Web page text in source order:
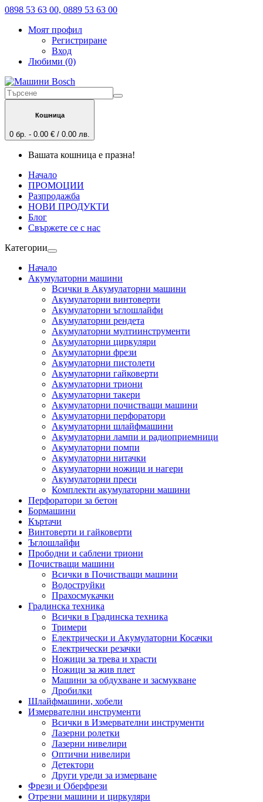
0898 53 63 00, 0889 53 63 00
Моят профил
Регистриране
Вход
Любими (0)
Кошница
0 бр. - 0.00 € / 0.00 лв.
Вашата кошница е празна!
Начало
ПРОМОЦИИ
Разпродажба
НОВИ ПРОДУКТИ
Блог
Свържете се с нас
Категории
Начало
Акумулаторни машини
Всички в Акумулаторни машини
Акумулаторни винтоверти
Акумулаторни ъглошлайфи
Акумулаторни рендета
Акумулаторни мултиинструменти
Акумулаторни циркуляри
Акумулаторни фрези
Акумулаторни пистолети
Акумулаторни гайковерти
Акумулаторни триони
Акумулаторни такери
Акумулаторни почистващи машини
Акумулаторни перфоратори
Акумулаторни шлайфмашини
Акумулаторни лампи и радиоприемници
Акумулаторни помпи
Акумулаторни нитачки
Акумулаторни ножици и нагери
Акумулаторни преси
Комплекти акумулаторни машини
Перфоратори за бетон
Бормашини
Къртачи
Винтоверти и гайковерти
Ъглошлайфи
Прободни и саблени триони
Почистващи машини
Всички в Почистващи машини
Водоструйки
Прахосмукачки
Градинска техника
Всички в Градинска техника
Тримери
Електрически и Акумулаторни Косачки
Електрически резачки
Ножици за трева и храсти
Ножици за жив плет
Машини за обдухване и засмукване
Дробилки
Шлайфмашини, хобели
Измервателни инструменти
Всички в Измервателни инструменти
Лазерни ролетки
Лазерни нивелири
Оптични нивелири
Детектори
Други уреди за измерване
Фрези и Оберфрези
Отрезни машини и циркуляри